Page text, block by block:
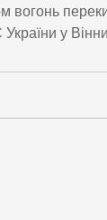
вогонь
у